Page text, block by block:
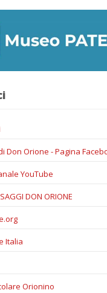
Don Orione - Pagina
YouTube
DON ORIONE
Italia
Orionino